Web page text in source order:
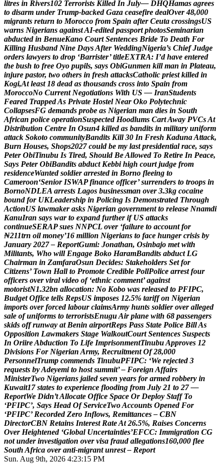
litres in Rivers102 Terrorists Killed In July— DHQHamas agrees
to disarm under Trump-backed Gaza ceasefire dealOver 48,000
migrants return to Morocco from Spain after Ceuta crossingsUS
warns Nigerians againstAI-edited passport photosSeminarian
abducted in BenueKano Court Sentences Bride To Death For
Killing Husband Nine DaysAfter WeddingNigeria’s Chief Judge
orders lawyers to drop ‘Barrister’ titleEXTRA: I’d have entered
the bush to free Oyo pupils, says ObiGunmen kill man in Plateau,
injure pastor, two others in fresh attacksCatholic priest killed in
Kogi,At least 18 dead as thousands cross into Spain from
MoroccoNo Current Negotiations With US — IranStudents
Feared TrappedAs Private Hostel Near Oko Polytechnic
CollapsesFG demands probe as Nigerian man dies in South
African police operationSuspected Hoodlums CartAway PVCsAt
Distribution Centre In Osun4 killed as bandits in military uniform
attack Sokoto communityBandits Kill 30 In Fresh KadunaAttack,
Burn Houses, Shops2027 could be my last presidential race, says
Peter ObiTinubu Is Tired, Should BeAllowed To Retire In Peace,
Says Peter ObiBandits abduct Kebbi high court judge from
residenceWanted soldier arrested in Borno fleeing to
Cameroon‘Senior ISWAP finance officer’ surrenders to troops in
BornoNDLEA arrests Lagos businessman over 3.3kg cocaine
bound for UKLeadership in Policing Is Demonstrated Through
ActionUS lawmaker asks Nigerian government to release Nnamdi
KanuIran says war to expand further if US attacks
continueSERAP sues NNPCL over ‘failure to account for
₦211trn oil money’16 million Nigerians to face hunger crisis by
January 2027 – ReportGumi: Jonathan, Osinbajo met with
Militants, Who will Engage Boko HaramBandits abduct LG
Chairman in ZamfaraOsun Decides: Stakeholders Set for
Citizens’ Town Hall to Promote Credible PollPolice arrest four
officers over viral video of ‘ethnic comment’ against
motoristN1.32bn allocation: No Kobo was released to PFIPC,
Budget Office tells RepsUS imposes 12.5% tariff on Nigerian
imports over forced labour claimsArmy hunts soldier over alleged
sale of uniforms to terroristsEnuguAir plane with 68 passengers
skids off runway at Benin airportReps Pass State Police BillAs
Opposition Lawmakers Stage WalkoutCourt Sentences Suspects
In OriireAbduction To Life ImprisonmentTinubuApproves 12
Divisions For Nigerian Army, Recruitment Of 28,000
PersonnelTrump commends TinubuPFIPC: ‘We rejected 3
requests byAdeyemi to host summit’ – Foreign Affairs
MinisterTwo Nigerians jailed seven years for armed robbery in
Kuwait17 states to experience flooding from July 21 to 27 —
ReportWe Didn’tAllocate Office Space Or Deploy Staff To
‘PFIPC’, Says Head Of ServiceTwoAccounts Opened For
‘PFIPC’ Recorded Zero Inflows, Remittances – CBN
DirectorCBN Retains Interest RateAt 26.5%, Raises Concerns
Over Heightened ‘Global Uncertainties’EFCC: Immigration CG
not under investigation over visa fraud allegations160,000 flee
South Africa over anti-migrant unrest – Report
Sun. Aug 9th, 2026 4:23:16 PM